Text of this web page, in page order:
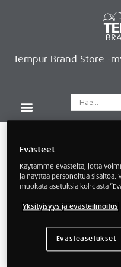
Tempur Brand Store -
mallinvaihto”
90x200
Evästeet
Käytämme evästeitä, jotta
ja näyttää personoitua sisältöä.
muokata asetuksia kohdasta
Yksityisyys ja evästeilmoitus
Evästeasetukset